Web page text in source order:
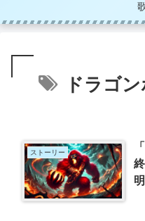
ドラゴ
ストーリー